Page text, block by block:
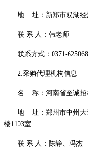
地 址：新郑市双湖
联 系 人：韩老师
联系方式： 0371-
2.采购代理机构信息
名 称：河南省至诚招
地 址：郑州市中州
楼1103室
联 系 人：陈静、冯杰